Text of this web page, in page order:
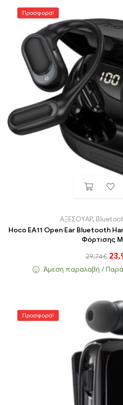
Προσφορά!
ΑΞΕΣΟΥΑΡ,
Hoco EA11 Open Ear Bluetooth
Φόρτισης
29,74€
Άμεση παραλαβή /
Προσφορά!